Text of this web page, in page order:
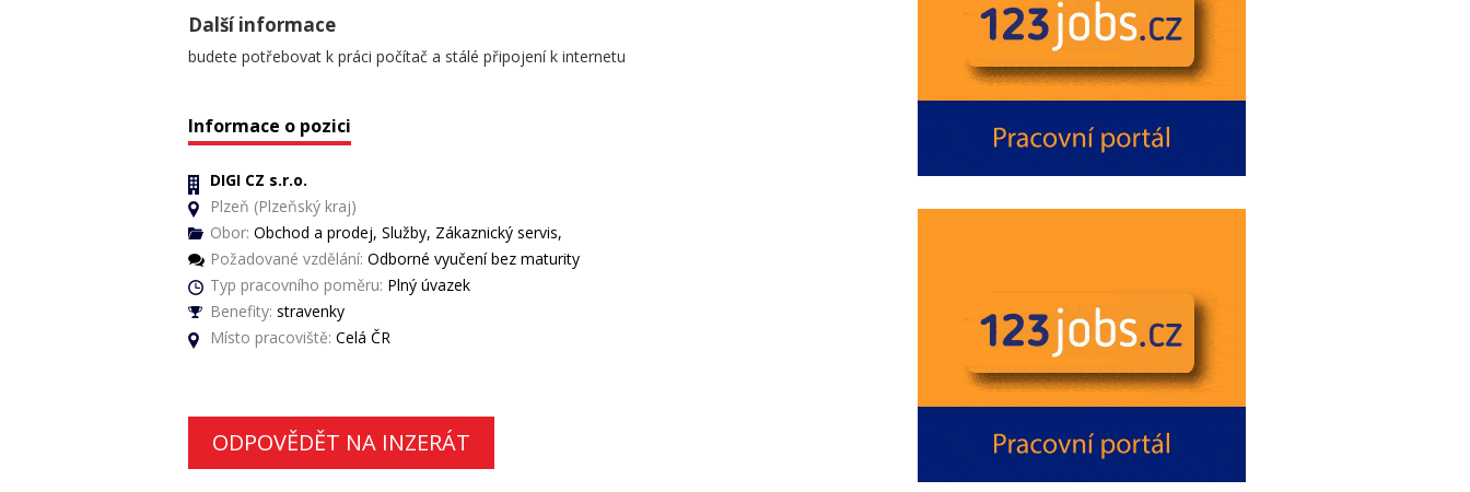
Další informace
budete potřebovat k práci počítač a stálé připojení k internetu
Informace o pozici
DIGI CZ s.r.o.
Plzeň (Plzeňský kraj)
Obor: Obchod a prodej, Služby, Zákaznický servis,
Požadované vzdělání: Odborné vyučení bez maturity
Typ pracovního poměru: Plný úvazek
Benefity: stravenky
Místo pracoviště: Celá ČR
ODPOVĚDĚT NA INZERÁT